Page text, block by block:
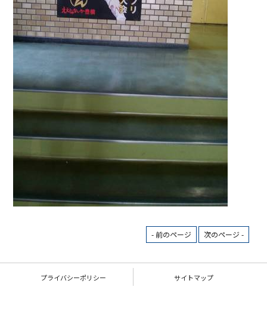
- 前のページ 次のページ -
プライバシーポリシー サイトマップ